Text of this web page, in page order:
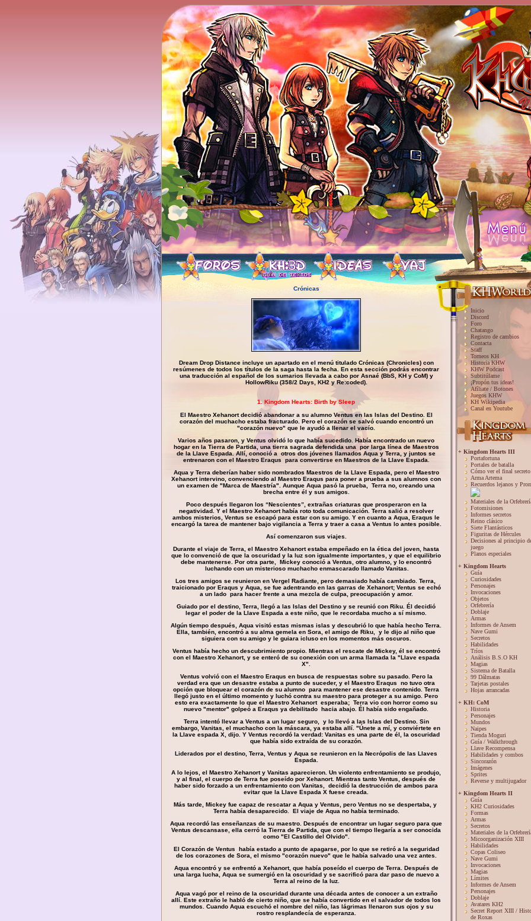
Crónicas
Dream Drop Distance incluye un apartado en el menú titulado Crónicas (Chronicles) con
resúmenes de todos los títulos de la saga hasta la fecha. En esta sección podrás encontrar
una traducción al español de los sumarios llevada a cabo por Asnaé (BbS, KH y CoM) y
HollowRiku (358/2 Days, KH2 y Re:coded).
1. Kingdom Hearts: Birth by Sleep
El Maestro Xehanort decidió abandonar a su alumno Ventus en las Islas del Destino. El
corazón del muchacho estaba fracturado. Pero el corazón se salvó cuando encontró un
"corazón nuevo" que le ayudó a llenar el vacío.
Varios años pasaron, y Ventus olvidó lo que había sucedido. Había encontrado un nuevo
hogar en la Tierra de Partida, una tierra sagrada defendida una por larga línea de Maestros
de la Llave Espada. Allí, conoció a otros dos jóvenes llamados Aqua y Terra, y juntos se
entrenaron con el Maestro Eraqus para convertirse en Maestros de la Llave Espada.
Aqua y Terra deberían haber sido nombrados Maestros de la Llave Espada, pero el Maestro
Xehanort intervino, convenciendo al Maestro Eraqus para poner a prueba a sus alumnos con
un examen de "Marca de Maestría". Aunque Aqua pasó la prueba, Terra no, creando una
brecha entre él y sus amigos.
Poco después llegaron los “Nescientes”, extrañas criaturas que prosperaron en la
negatividad. Y el Maestro Xehanort había roto toda comunicación. Terra salió a resolver
ambos misterios, Ventus se escapó para estar con su amigo. Y en cuanto a Aqua, Eraqus le
encargó la tarea de mantener bajo vigilancia a Terra y traer a casa a Ventus lo antes posible.
Así comenzaron sus viajes.
Durante el viaje de Terra, el Maestro Xehanort estaba empeñado en la ética del joven, hasta
que lo convenció de que la oscuridad y la luz son igualmente importantes, y que el equilibrio
debe mantenerse. Por otra parte, Mickey conoció a Ventus, otro alumno, y lo encontró
luchando con un misterioso muchacho enmascarado llamado Vanitas.
Los tres amigos se reunieron en Vergel Radiante, pero demasiado había cambiado. Terra,
traicionado por Eraqus y Aqua, se fue adentrando en las garras de Xehanort; Ventus se echó
a un lado para hacer frente a una mezcla de culpa, preocupación y amor.
Guiado por el destino, Terra, llegó a las Islas del Destino y se reunió con Riku. Él decidió
legar el poder de la Llave Espada a este niño, que le recordaba mucho a sí mismo.
Algún tiempo después, Aqua visitó estas mismas islas y descubrió lo que había hecho Terra.
Ella, también, encontró a su alma gemela en Sora, el amigo de Riku, y le dijo al niño que
siguiera con su amigo y le guiara icluso en los momentos más oscuros.
Ventus había hecho un descubrimiento propio. Mientras el rescate de Mickey, él se encontró
con el Maestro Xehanort, y se enteró de su conexión con un arma llamada la "Llave espada
Χ".
Ventus volvió con el Maestro Eraqus en busca de respuestas sobre su pasado. Pero la
verdad era que un desastre estaba a punto de suceder, y el Maestro Eraqus no tuvo otra
opción que bloquear el corazón de su alumno para mantener ese desastre contenido. Terra
llegó justo en el último momento y luchó contra su maestro para proteger a su amigo. Pero
esto era exactamente lo que el Maestro Xehanort esperaba; Terra vio con horror como su
nuevo "mentor" golpeó a Eraqus ya debilitado hacia abajo. Él había sido engañado.
Terra intentó llevar a Ventus a un lugar seguro, y lo llevó a las Islas del Destino. Sin
embargo, Vanitas, el muchacho con la máscara, ya estaba allí. "Únete a mí, y conviértete en
la Llave espada X, dijo. Y Ventus recordó la verdad: Vanitas es una parte de él, la oscuridad
que había sido extraída de su corazón.
Liderados por el destino, Terra, Ventus y Aqua se reunieron en la Necrópolis de las Llaves
Espada.
A lo lejos, el Maestro Xehanort y Vanitas aparecieron. Un violento enfrentamiento se produjo,
y al final, el cuerpo de Terra fue poseído por Xehanort. Mientras tanto Ventus, después de
haber sido forzado a un enfrentamiento con Vanitas, decidió la destrucción de ambos para
evitar que la Llave Espada Χ fuese creada.
Más tarde, Mickey fue capaz de rescatar a Aqua y Ventus, pero Ventus no se despertaba, y
Terra había desaparecido. El viaje de Aqua no había terminado.
Aqua recordó las enseñanzas de su maestro. Después de encontrar un lugar seguro para que
Ventus descansase, ella cerró la Tierra de Partida, que con el tiempo llegaría a ser conocida
como "El Castillo del Olvido".
El Corazón de Ventus había estado a punto de apagarse, por lo que se retiró a la seguridad
de los corazones de Sora, el mismo "corazón nuevo" que le había salvado una vez antes.
Aqua encontró y se enfrentó a Xehanort, que había poseído el cuerpo de Terra. Después de
una larga lucha, Aqua se sumergió en la oscuridad y se sacrificó para dar paso de nuevo a
Terra al reino de la luz.
Aqua vagó por el reino de la oscuridad durante una década antes de conocer a un extraño
allí. Este extraño le habló de cierto niño, que se había convertido en el salvador de todos los
mundos. Cuando Aqua escuchó el nombre del niño, las lágrimas llenaron sus ojos y su
rostro resplandecía de esperanza.
Inicio
Discord
Foro
Chatango
Registro de cambios
Contacta
Staff
Torneos KH
Historia KHW
KHW Podcast
Subtitúlame
¡Propón tus ideas!
Afíliate / Botones
Juegos KHW
KH Wikipedia
Canal en Youtube
+ Kingdom Hearts III
Portafortuna
Portales de batalla
Cómo ver el final secreto
Arma Artema
Recuerdos lejanos y
Materiales de la
Fotomisiones
Informes secretos
Reino clásico
Siete Flantásticos
Figuritas de Hércules
Decisiones al principio
juego
Planos especiales
+ Kingdom Hearts
Guía
Curiosidades
Personajes
Invocaciones
Objetos
Orfebrería
Doblaje
Armas
Informes de Ansem
Nave Gumi
Secretos
Habilidades
Tríos
Análisis B.S.O KH
Magias
Sistema de Batalla
99 Dálmatas
Tarjetas postales
Hojas arrancadas
+ KH: CoM
Historia
Personajes
Mundos
Naipes
Tienda Moguri
Guía / Walkthrough
Llave Recompensa
Habilidades y combos
Sincorazón
Imágenes
Sprites
Reverse y multijugador
+ Kingdom Hearts II
Guía
KH2 Curiosidades
Formas
Armas
Secretos
Materiales de la
Micoorganización XIII
Habilidades
Copas Coliseo
Nave Gumi
Invocaciones
Magias
Límites
Informes de Ansem
Personajes
Doblaje
Avatares KH2
Secret Report XIII /
de Roxas